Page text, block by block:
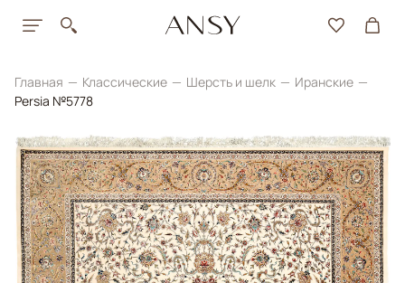
Главная Классические Шерсть и шелк
Иранские
Persia №5778